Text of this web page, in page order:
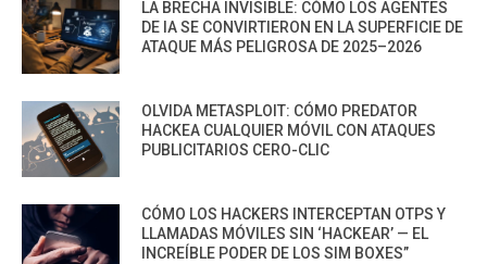
LA BRECHA INVISIBLE: CÓMO LOS AGENTES
DE IA SE CONVIRTIERON EN LA SUPERFICIE DE
ATAQUE MÁS PELIGROSA DE 2025–2026
OLVIDA METASPLOIT: CÓMO PREDATOR
HACKEA CUALQUIER MÓVIL CON ATAQUES
PUBLICITARIOS CERO-CLIC
CÓMO LOS HACKERS INTERCEPTAN OTPS Y
LLAMADAS MÓVILES SIN ‘HACKEAR’ — EL
INCREÍBLE PODER DE LOS SIM BOXES”